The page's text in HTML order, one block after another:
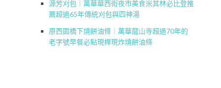
源芳刈包｜萬華華西街夜市美食米其林必比登推
薦超過65年傳統刈包與四神湯
原西園橋下燒餅油條｜萬華龍山寺超過70年的
老字號早餐必點現桿現炸燒餅油條